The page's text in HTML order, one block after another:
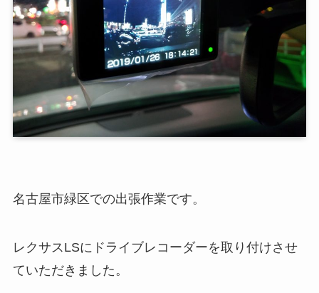
名古屋市緑区での出張作業です。
レクサスLSにドライブレコーダーを取り付けさせ
ていただきました。